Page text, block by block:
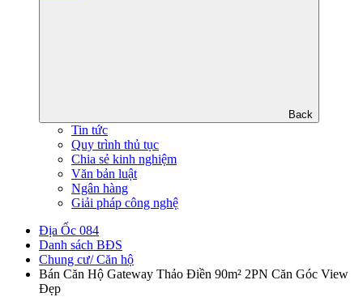
Back
Tin tức
Quy trình thủ tục
Chia sẻ kinh nghiệm
Văn bản luật
Ngân hàng
Giải pháp công nghệ
Địa Ốc 084
Danh sách BĐS
Chung cư/ Căn hộ
Bán Căn Hộ Gateway Thảo Điền 90m² 2PN Căn Góc View
Đẹp